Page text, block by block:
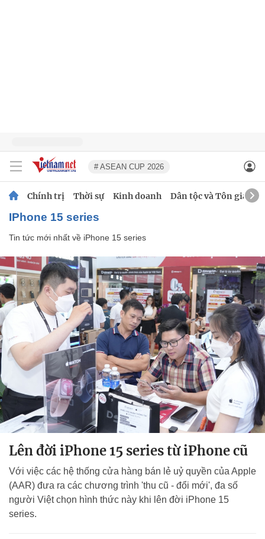
# ASEAN CUP 2026
Chính trị Thời sự Kinh doanh Dân tộc và Tôn giáo
iPhone 15 series
Tin tức mới nhất về iPhone 15 series
Lên đời iPhone 15 series từ iPhone cũ
Với việc các hệ thống cửa hàng bán lẻ uỷ quyền của Apple
(AAR) đưa ra các chương trình 'thu cũ - đổi mới', đa số
người Việt chọn hình thức này khi lên đời iPhone 15
series.